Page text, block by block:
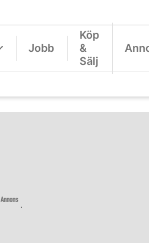
Jobb
Köp
&
Sälj
Annons